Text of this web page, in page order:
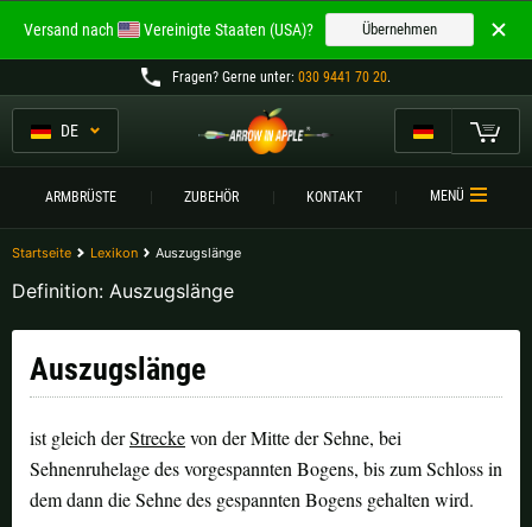
DE
ARMBRÜSTE ZUBEHÖR KONTAKT MENÜ
Startseite Lexikon Auszugslänge
Definition: Auszugslänge
Auszugslänge
ist gleich derStreckevon der Mitte der Sehne, bei
Sehnenruhelage des vorgespannten Bogens, bis zum Schloss in
dem dann die Sehne des gespannten Bogens gehalten wird.
Willkommen bei
ARROW IN APPLE
Die besten Armbrüste.
Bitte wählen Sie Ihre Sprache aus:
Deutsch (AT)
Bitte wählen Sie Ihre Versandregion:
Belgien |€ Bulgarien |
Deutschland |€ Estland |€
Versand nach Vereinigte Staaten (USA)? Übernehmen
Fragen? Gerne unter: 030 9441 70 20.
Die besten Armbrüste.
Mein Warenkorb
ARMBRÜSTE
TURNIERE
KONTAKT